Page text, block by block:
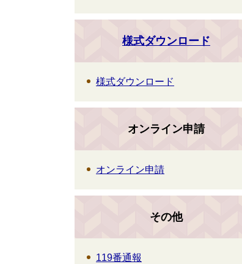
様式ダウンロード
様式ダウンロード
オンライン申請
オンライン申請
その他
119番通報